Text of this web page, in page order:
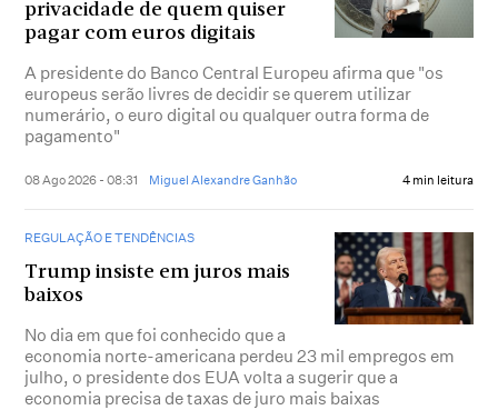
privacidade de quem quiser
pagar com euros digitais
A presidente do Banco Central Europeu afirma que "os
europeus serão livres de decidir se querem utilizar
numerário, o euro digital ou qualquer outra forma de
pagamento"
08 Ago 2026 - 08:31 Miguel Alexandre Ganhão 4 min leitura
REGULAÇÃO E TENDÊNCIAS
Trump insiste em juros mais
baixos
No dia em que foi conhecido que a
economia norte-americana perdeu 23 mil empregos em
julho, o presidente dos EUA volta a sugerir que a
economia precisa de taxas de juro mais baixas